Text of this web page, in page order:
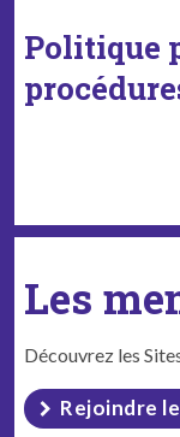
Politique
Les
Découvrez les
Rejoindre